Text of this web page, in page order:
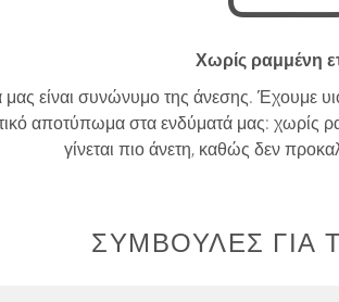
Χωρίς ραμμένη
είναι συνώνυμο της άνεσης. Έχουμε
αποτύπωμα στα ενδύματά μας: χωρίς
γίνεται πιο άνετη, καθώς δεν
ΣΥΜΒΟΥΛΈΣ ΓΙΑ